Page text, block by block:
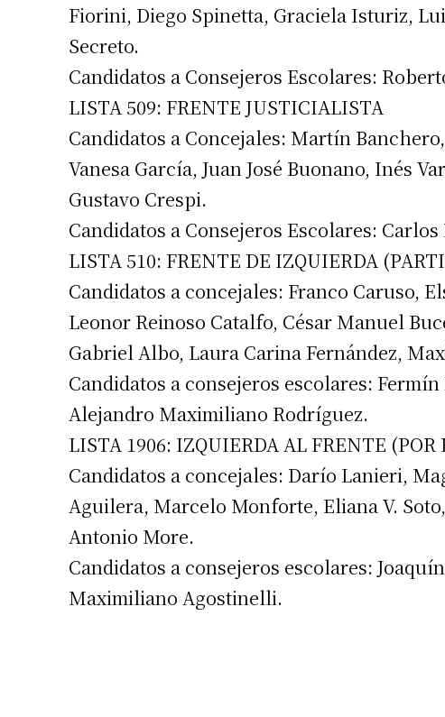
Fiorini, Diego Spinetta, Graciela Isturiz,
Secreto.
Candidatos a Consejeros Escolares:
LISTA 509: FRENTE JUSTICIALISTA
Candidatos a Concejales: Martín
Vanesa García, Juan José Buonano, Inés
Gustavo Crespi.
Candidatos a Consejeros Escolares:
LISTA 510: FRENTE DE IZQUIERDA
Candidatos a concejales: Franco Caruso,
Leonor Reinoso Catalfo, César Manuel
Gabriel Albo, Laura Carina Fernández,
Candidatos a consejeros escolares:
Alejandro Maximiliano Rodríguez.
LISTA 1906: IZQUIERDA AL FRENTE (POR
Candidatos a concejales: Darío Lanieri,
Aguilera, Marcelo Monforte, Eliana V.
Antonio More.
Candidatos a consejeros escolares:
Maximiliano Agostinelli.